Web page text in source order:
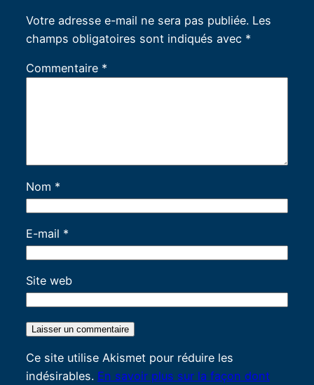
Votre adresse e-mail ne sera pas publiée. Les
champs obligatoires sont indiqués avec *
Commentaire *
Nom *
E-mail *
Site web
Ce site utilise Akismet pour réduire les
indésirables. En savoir plus sur la façon dont